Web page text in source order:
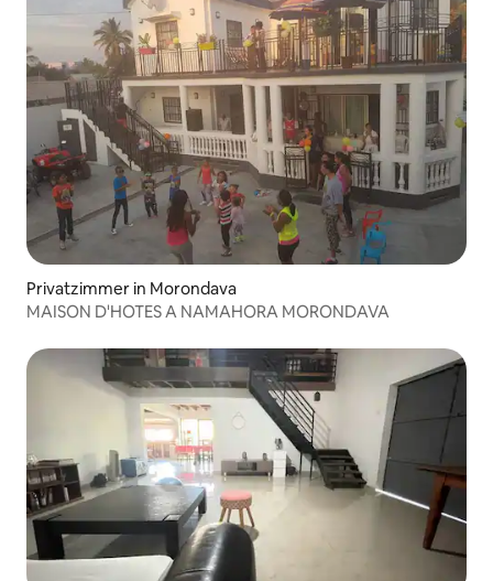
Privatzimmer in Morondava
MAISON D'HOTES A NAMAHORA MORONDAVA